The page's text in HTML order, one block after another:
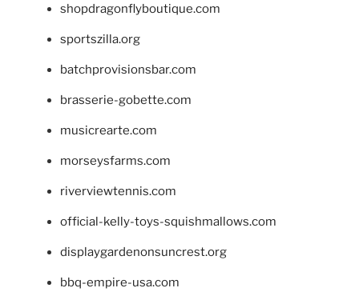
shopdragonflyboutique.com
sportszilla.org
batchprovisionsbar.com
brasserie-gobette.com
musicrearte.com
morseysfarms.com
riverviewtennis.com
official-kelly-toys-squishmallows.com
displaygardenonsuncrest.org
bbq-empire-usa.com